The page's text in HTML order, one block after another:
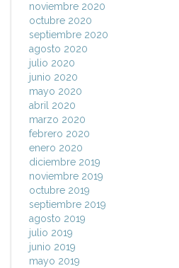
noviembre 2020
octubre 2020
septiembre 2020
agosto 2020
julio 2020
junio 2020
mayo 2020
abril 2020
marzo 2020
febrero 2020
enero 2020
diciembre 2019
noviembre 2019
octubre 2019
septiembre 2019
agosto 2019
julio 2019
junio 2019
mayo 2019